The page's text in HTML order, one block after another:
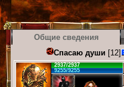
Общие сведения
Спасаю души [12]
2937/2937
9255/9255